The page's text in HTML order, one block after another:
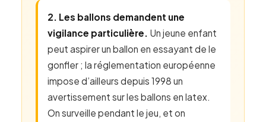
2. Les ballons demandent une
vigilance particulière. Un jeune enfant
peut aspirer un ballon en essayant de le
gonfler ; la réglementation européenne
impose d’ailleurs depuis 1998 un
avertissement sur les ballons en latex.
On surveille pendant le jeu, et on